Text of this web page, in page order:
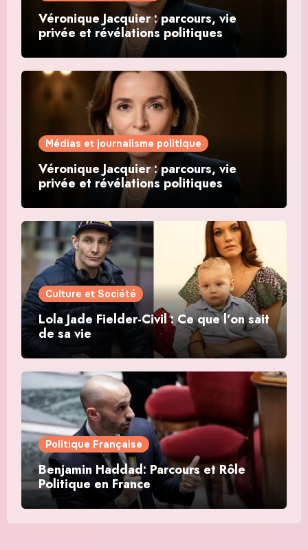
Véronique Jacquier : parcours, vie
privée et révélations politiques
Médias et journalisme politique
Véronique Jacquier : parcours, vie
privée et révélations politiques
Culture et Société
Lola Jade Fielder-Civil : Ce que l’on sait
de sa vie
Politique Française
Benjamin Haddad: Parcours et Rôle
Politique en France